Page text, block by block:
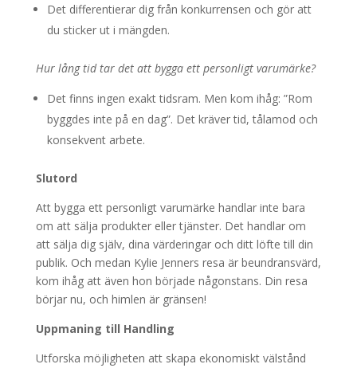
Det differentierar dig från konkurrensen och gör att
du sticker ut i mängden.
Hur lång tid tar det att bygga ett personligt varumärke?
Det finns ingen exakt tidsram. Men kom ihåg: ”Rom
byggdes inte på en dag”. Det kräver tid, tålamod och
konsekvent arbete.
Slutord
Att bygga ett personligt varumärke handlar inte bara
om att sälja produkter eller tjänster. Det handlar om
att sälja dig själv, dina värderingar och ditt löfte till din
publik. Och medan Kylie Jenners resa är beundransvärd,
kom ihåg att även hon började någonstans. Din resa
börjar nu, och himlen är gränsen!
Uppmaning till Handling
Utforska möjligheten att skapa ekonomiskt välstånd